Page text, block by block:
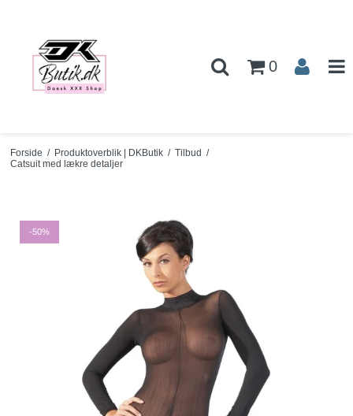
0
Forside / Produktoverblik | DKButik / Tilbud /
Catsuit med lækre detaljer
-50%